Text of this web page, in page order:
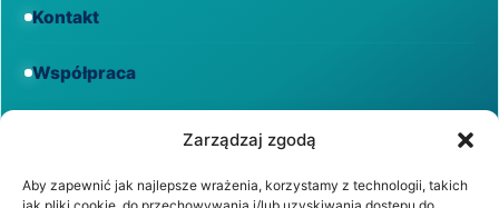
Zarządzaj zgodą
Aby zapewnić jak najlepsze wrażenia, korzystamy z technologii, takich
Kontakt
Współpraca